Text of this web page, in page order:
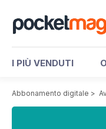
I PIÙ VENDUTI
Abbonamento digitale >